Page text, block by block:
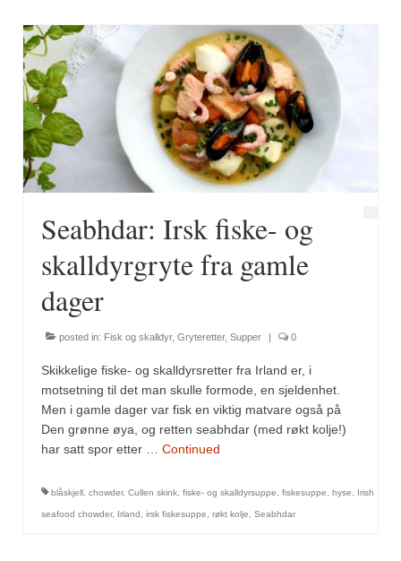
Cajunkrydder, mildt
Cajunkrydder, sterkt
Estragon
Guindillas
Herbes de Provence
Løpstikke
Massalé seychellois
Mirepoix
Ñora
Paprikapulver, edelsøtt
Seabhdar: Irsk fiske- og
skalldyrgryte fra gamle
dager
posted in: Fisk og skalldyr, Gryteretter, Supper | 0
Skikkelige fiske- og skalldyrsretter fra Irland er, i
motsetning til det man skulle formode, en sjeldenhet.
Men i gamle dager var fisk en viktig matvare også på
Den grønne øya, og retten seabhdar (med røkt kolje!)
har satt spor etter … Continued
blåskjell chowder, Cullen skink fiske- og skalldyrsuppe fiskesuppe hyse Irish
seafood chowder, Irland irsk fiskesuppe røkt kolje Seabhdar